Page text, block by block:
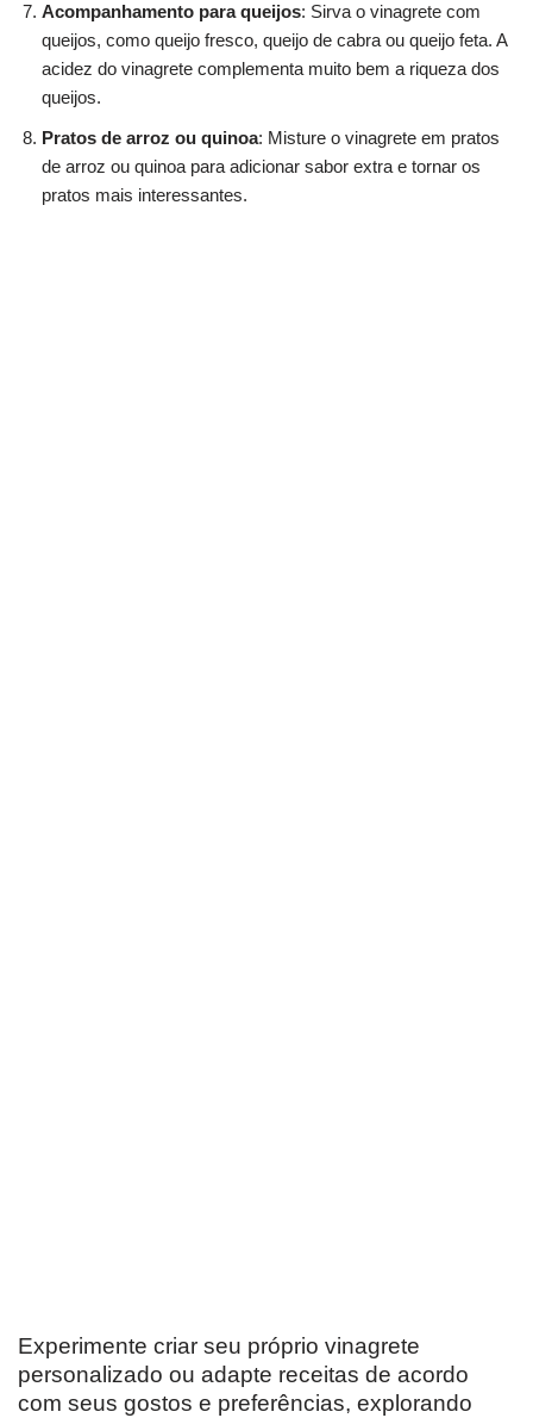
Acompanhamento para queijos: Sirva o vinagrete com
queijos, como queijo fresco, queijo de cabra ou queijo feta. A
acidez do vinagrete complementa muito bem a riqueza dos
queijos.
Pratos de arroz ou quinoa: Misture o vinagrete em pratos
de arroz ou quinoa para adicionar sabor extra e tornar os
pratos mais interessantes.
Experimente criar seu próprio vinagrete
personalizado ou adapte receitas de acordo
com seus gostos e preferências, explorando